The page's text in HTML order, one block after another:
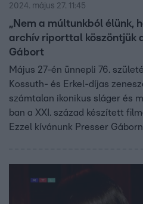
2024. május 27. 11:45
„Nem a múltunkból élünk,
archív riporttal köszöntjük
Gábort
Május 27-én ünnepli 76.
Kossuth- és Erkel-díjas
számtalan ikonikus sláger és
ban a XXI. század készített
Ezzel kívánunk Presser